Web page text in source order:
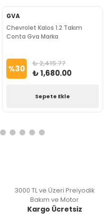
GVA
Chevrolet Kalos 1.2 Takım
Conta Gva Marka
%30 ₺ 2,415.77
₺ 1,680.00
Sepete Ekle
3000 TL ve Üzeri Preiyodik
Bakım ve Motor
Kargo Ücretsiz